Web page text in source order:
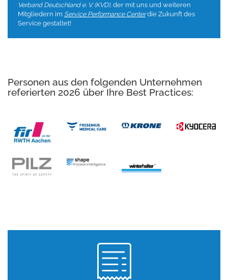
Verband Deutschland e. V. (KVD), der mit uns und weiteren
Mitgliedern im Service Performance Centerdie Zukunft des
Service gestaltet!
Personen aus den folgenden Unternehmen
referierten 2026 über Ihre Best Practices: